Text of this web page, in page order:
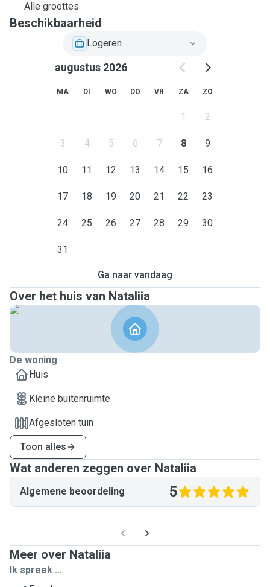
Alle groottes
Beschikbaarheid
Logeren
augustus 2026
MA DI WO DO VR ZA ZO
1 2
3 4 5 6 7 8 9
10 11 12 13 14 15 16
17 18 19 20 21 22 23
24 25 26 27 28 29 30
31
Ga naar vandaag
Over het huis van Nataliia
De woning
Huis
Kleine buitenruimte
Afgesloten tuin
Toon alles
Wat anderen zeggen over Nataliia
Algemene beoordeling 5
Meer over Nataliia
Ik spreek ...